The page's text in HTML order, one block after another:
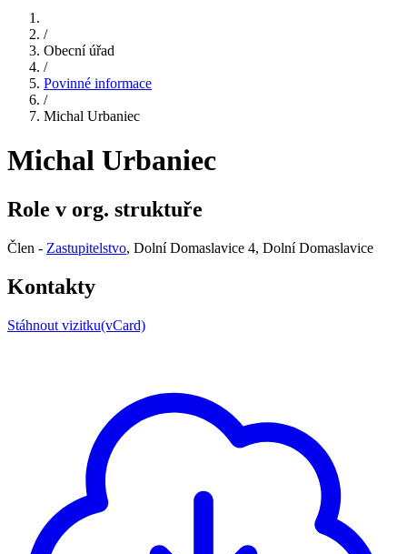
/
Obecní úřad
/
Povinné informace
/
Michal Urbaniec
Michal Urbaniec
Role v org. struktuře
Člen - Zastupitelstvo, Dolní Domaslavice 4, Dolní Domaslavice
Kontakty
Stáhnout vizitku(vCard)